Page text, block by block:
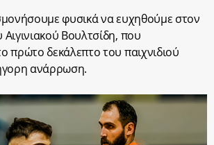
φυσικά να ευχηθούμε στον
Βουλτσίδη, που
πρώτο δεκάλεπτο του παιχνιδιού
ανάρρωση.